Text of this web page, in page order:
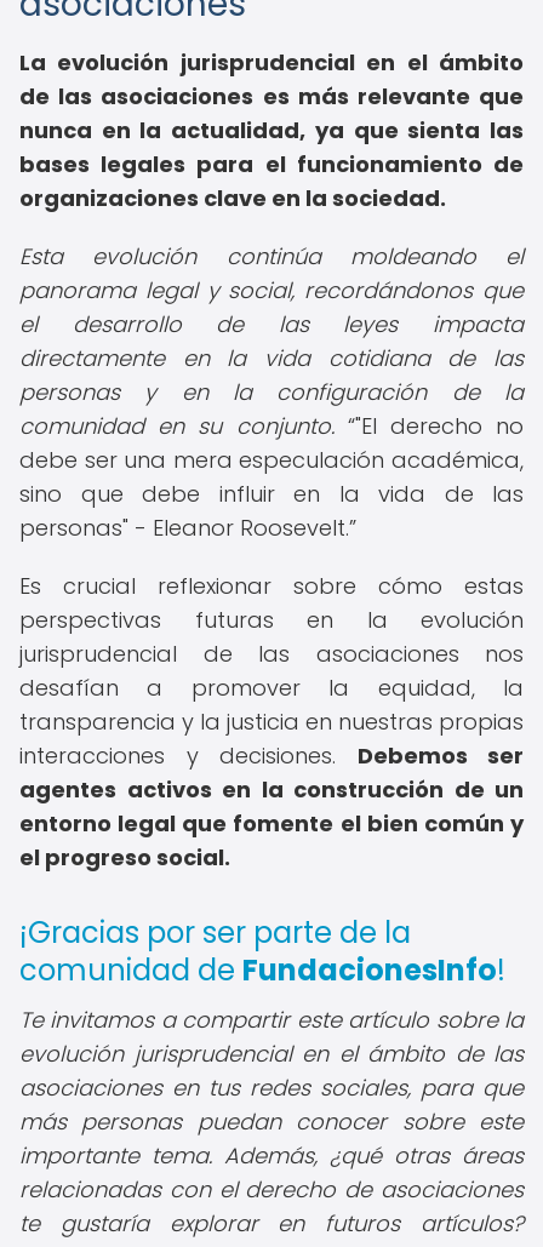
La evolución jurisprudencial en el ámbito
de las asociaciones es más relevante que
nunca en la actualidad, ya que sienta las
bases legales para el funcionamiento de
organizaciones clave en la sociedad.
Esta evolución continúa moldeando el
panorama legal y social, recordándonos que
el desarrollo de las leyes impacta
directamente en la vida cotidiana de las
personas y en la configuración de la
comunidad en su conjunto.
"El derecho no
debe ser una mera especulación académica,
sino que debe influir en la vida de las
personas" - Eleanor Roosevelt.
Es crucial reflexionar sobre cómo estas
perspectivas futuras en la evolución
jurisprudencial de las asociaciones nos
desafían a promover la equidad, la
transparencia y la justicia en nuestras propias
interacciones y decisiones. Debemos ser
agentes activos en la construcción de un
entorno legal que fomente el bien común y
el progreso social.
¡Gracias por ser parte de la
comunidad de FundacionesInfo!
Te invitamos a compartir este artículo sobre la
evolución jurisprudencial en el ámbito de las
asociaciones en tus redes sociales, para que
más personas puedan conocer sobre este
importante tema. Además, ¿qué otras áreas
relacionadas con el derecho de asociaciones
te gustaría explorar en futuros artículos?